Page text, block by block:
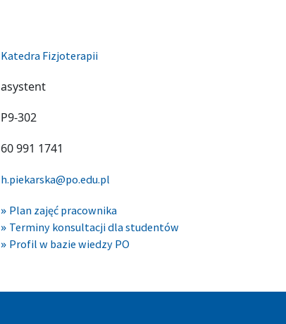
Katedra Fizjoterapii
asystent
P9-302
60 991 1741
h.piekarska@po.edu.pl
Plan zajęć pracownika
Terminy konsultacji dla studentów
Profil w bazie wiedzy PO